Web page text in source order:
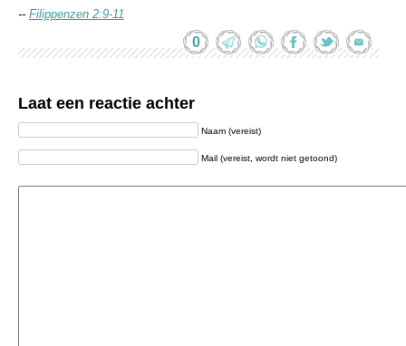
-- Filippenzen 2:9-11
0
Laat een reactie achter
Naam (vereist)
Mail (vereist, wordt niet getoond)